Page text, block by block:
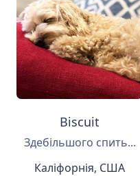
Biscuit
Здебільшого спить...
Каліфорнія, США